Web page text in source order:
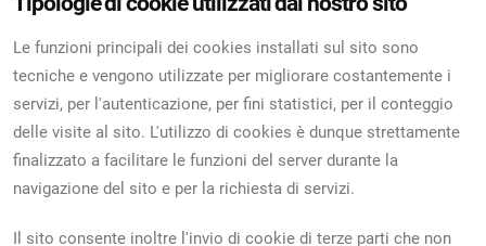
Le funzioni principali dei cookies installati sul sito sono
tecniche e vengono utilizzate per migliorare costantemente i
servizi, per l'autenticazione, per fini statistici, per il conteggio
delle visite al sito. L'utilizzo di cookies è dunque strettamente
finalizzato a facilitare le funzioni del server durante la
navigazione del sito e per la richiesta di servizi.
Il sito consente inoltre l'invio di cookie di terze parti che non